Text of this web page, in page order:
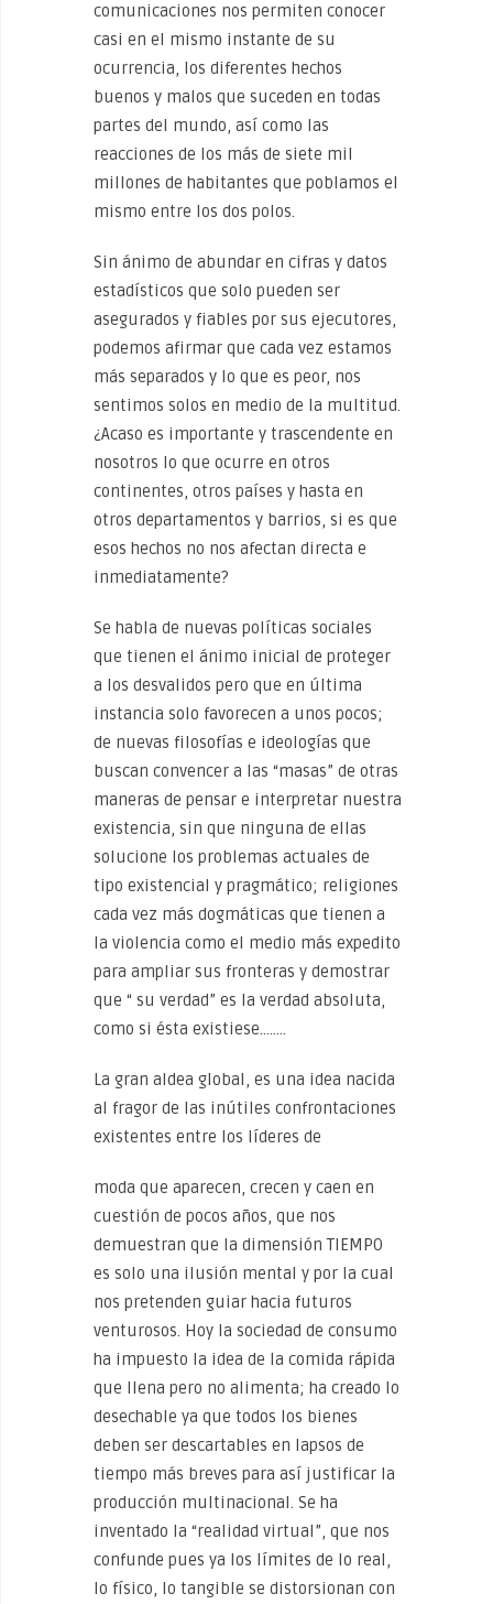
comunicaciones nos permiten conocer
casi en el mismo instante de su
ocurrencia, los diferentes hechos
buenos y malos que suceden en todas
partes del mundo, así como las
reacciones de los más de siete mil
millones de habitantes que poblamos el
mismo entre los dos polos.
Sin ánimo de abundar en cifras y datos
estadísticos que solo pueden ser
asegurados y fiables por sus ejecutores,
podemos afirmar que cada vez estamos
más separados y lo que es peor, nos
sentimos solos en medio de la multitud.
¿Acaso es importante y trascendente en
nosotros lo que ocurre en otros
continentes, otros países y hasta en
otros departamentos y barrios, si es que
esos hechos no nos afectan directa e
inmediatamente?
Se habla de nuevas políticas sociales
que tienen el ánimo inicial de proteger
a los desvalidos pero que en última
instancia solo favorecen a unos pocos;
de nuevas filosofías e ideologías que
buscan convencer a las “masas” de otras
maneras de pensar e interpretar nuestra
existencia, sin que ninguna de ellas
solucione los problemas actuales de
tipo existencial y pragmático; religiones
cada vez más dogmáticas que tienen a
la violencia como el medio más expedito
para ampliar sus fronteras y demostrar
que “ su verdad” es la verdad absoluta,
como si ésta existiese……..
La gran aldea global, es una idea nacida
al fragor de las inútiles confrontaciones
existentes entre los líderes de
moda que aparecen, crecen y caen en
cuestión de pocos años, que nos
demuestran que la dimensión TIEMPO
es solo una ilusión mental y por la cual
nos pretenden guiar hacia futuros
venturosos. Hoy la sociedad de consumo
ha impuesto la idea de la comida rápida
que llena pero no alimenta; ha creado lo
desechable ya que todos los bienes
deben ser descartables en lapsos de
tiempo más breves para así justificar la
producción multinacional. Se ha
inventado la “realidad virtual”, que nos
confunde pues ya los límites de lo real,
lo físico, lo tangible se distorsionan con